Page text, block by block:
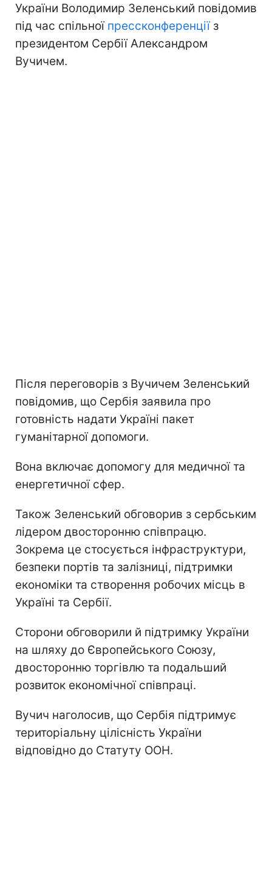
України Володимир Зеленський повідомив
під час спільної прессконференціїз
президентом Сербії Александром
Вучичем.
Після переговорів з Вучичем Зеленський
повідомив, що Сербія заявила про
готовність надати Україні пакет
гуманітарної допомоги.
Вона включає допомогу для медичної та
енергетичної сфер.
Також Зеленський обговорив з сербським
лідером двосторонню співпрацю.
Зокрема це стосується інфраструктури,
безпеки портів та залізниці, підтримки
економіки та створення робочих місць в
Україні та Сербії.
Сторони обговорили й підтримку України
на шляху до Європейського Союзу,
двосторонню торгівлю та подальший
розвиток економічної співпраці.
Вучич наголосив, що Сербія підтримує
територіальну цілісність України
відповідно до Статуту ООН.